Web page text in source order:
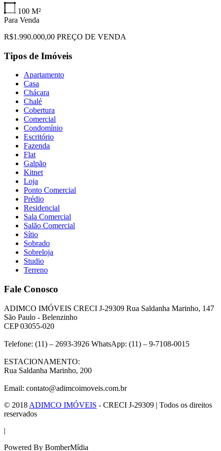
100 M²
Para Venda
R$1.990.000,00 PREÇO DE VENDA
Tipos de Imóveis
Apartamento
Casa
Chácara
Chalé
Cobertura
Comercial
Condomínio
Escritório
Fazenda
Flat
Galpão
Kitnet
Loja
Ponto Comercial
Prédio
Residencial
Sala Comercial
Salão Comercial
Sítio
Sobrado
Sobreloja
Studio
Terreno
Fale Conosco
ADIMCO IMÓVEIS CRECI J-29309 Rua Saldanha Marinho, 147
São Paulo - Belenzinho
CEP 03055-020
Telefone: (11) – 2693-3926 WhatsApp: (11) – 9-7108-0015
ESTACIONAMENTO:
Rua Saldanha Marinho, 200
Email: contato@adimcoimoveis.com.br
© 2018 ADIMCO IMÓVEIS - CRECI J-29309 | Todos os direitos
reservados
|
Powered By BomberMídia